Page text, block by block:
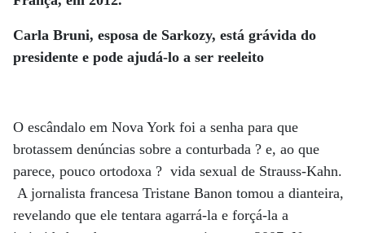
Carla Bruni, esposa de Sarkozy, está grávida do
presidente e pode ajudá-lo a ser reeleito
O escândalo em Nova York foi a senha para que
brotassem denúncias sobre a conturbada ? e, ao que
parece, pouco ortodoxa ? vida sexual de Strauss-Kahn.
A jornalista francesa Tristane Banon tomou a dianteira,
revelando que ele tentara agarrá-la e forçá-la a